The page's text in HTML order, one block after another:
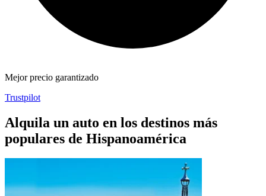
Mejor precio garantizado
Trustpilot
Alquila un auto en los destinos más
populares de Hispanoamérica